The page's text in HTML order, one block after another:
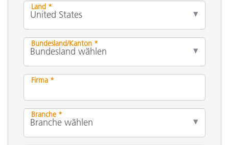
Land *
Bundesland/Kanton *
Firma *
Branche *